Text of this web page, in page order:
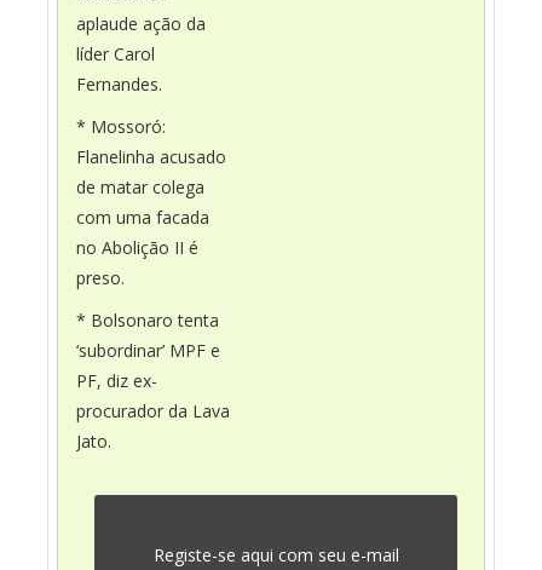
aplaude ação da
líder Carol
Fernandes.
* Mossoró:
Flanelinha acusado
de matar colega
com uma facada
no Abolição II é
preso.
* Bolsonaro tenta
‘subordinar’ MPF e
PF, diz ex-
procurador da Lava
Jato.
Registe-se aqui com seu e-mail